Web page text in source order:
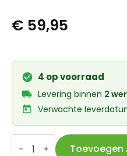
€ 59,95
4 op voorraad
Levering binnen 2
Verwachte
Abus
helm Toevoegen